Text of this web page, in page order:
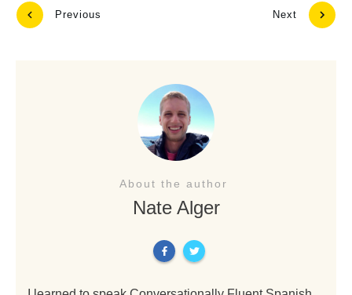
Previous Next
About the author
Nate Alger